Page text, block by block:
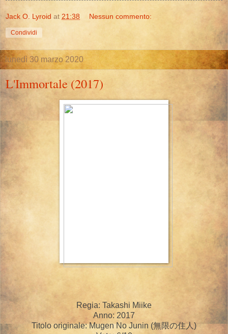
Jack O. Lyroid at 21:38 Nessun commento:
Condividi
lunedì 30 marzo 2020
L'Immortale (2017)
Regia: Takashi Miike
Anno: 2017
Titolo originale: Mugen No Junin (無限の住人)